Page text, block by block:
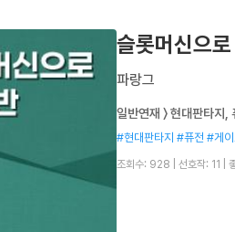
슬롯머신으
파랑그
일반연재 〉 현대판타지,
#현대판타지 #퓨전 #게
조회수: 928 선호작: 11